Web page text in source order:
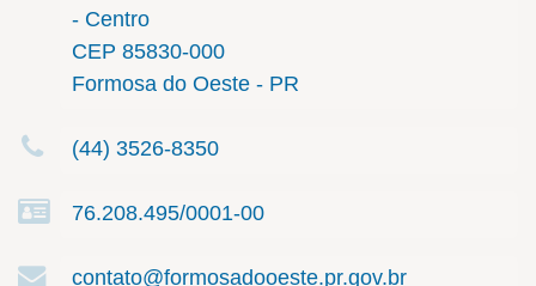
- Centro
CEP 85830-000
Formosa do Oeste - PR
(44) 3526-8350
76.208.495/0001-00
contato@formosadooeste.pr.gov.br